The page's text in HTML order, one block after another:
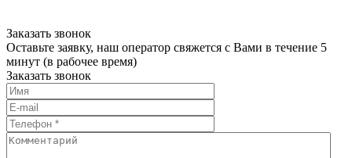
Заказать звонок
Оставьте заявку, наш оператор свяжется с Вами в течение 5
минут (в рабочее время)
Заказать звонок